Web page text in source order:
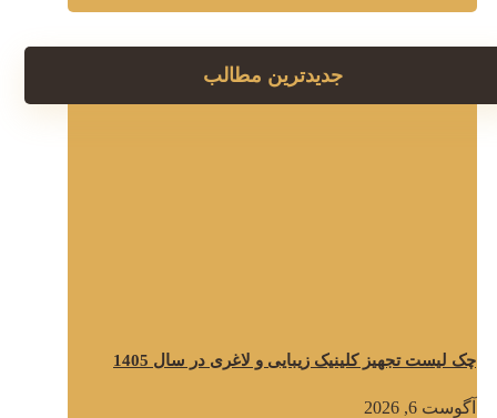
جدیدترین مطالب
چک لیست تجهیز کلینیک زیبایی و لاغری در سال 1405
آگوست 6, 2026